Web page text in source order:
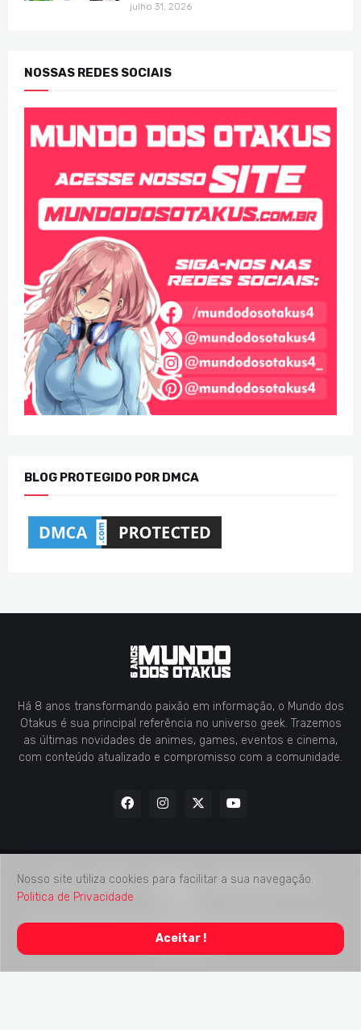
julho 31, 2026
NOSSAS REDES SOCIAIS
BLOG PROTEGIDO POR DMCA
Há 8 anos transformando paixão em informação, o Mundo dos
Otakus é sua principal referência no universo geek. Trazemos
as últimas novidades de animes, games, eventos e cinema,
com conteúdo atualizado e compromisso com a comunidade.
Reservados
Home Contato Midia Kit
Verificação de Fatos
Nosso site utiliza cookies para facilitar a sua navegação.
Politica de Privacidade
Aceitar !